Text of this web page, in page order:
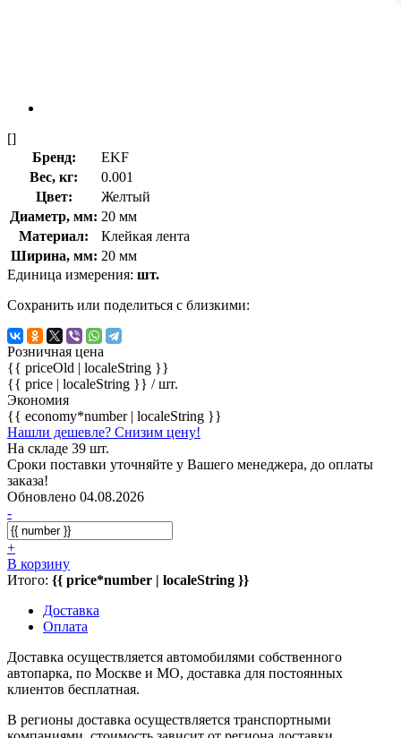
[]
Бренд:
EKF
Вес, кг:
0.001
Цвет:
Желтый
Диаметр, мм: 20 мм
Материал:
Клейкая лента
Ширина, мм: 20 мм
Единица измерения: шт.
Сохранить или поделиться с близкими:
Розничная цена
{{ priceOld | localeString }}
{{ price | localeString }} / шт.
Экономия
{{ economy*number | localeString }}
Нашли дешевле? Снизим цену!
На складе 39 шт.
Сроки поставки уточняйте у Вашего менеджера, до оплаты
заказа!
Обновлено 04.08.2026
-
+
В корзину
Итого: {{ price*number | localeString }}
Доставка
Оплата
Доставка осуществляется автомобилями собственного
автопарка, по Москве и МО, доставка для постоянных
клиентов бесплатная.
В регионы доставка осуществляется транспортными